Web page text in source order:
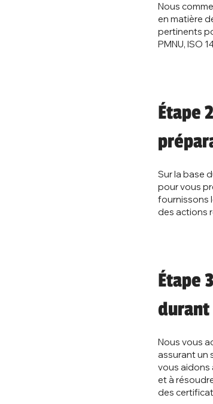
Nous
en matière
pertinents
PMNU, ISO
Étape
Sur la base
pour vous
fournissons
des actions
Étape
durant
Nous vous
assurant un
vous aidons
et à
des